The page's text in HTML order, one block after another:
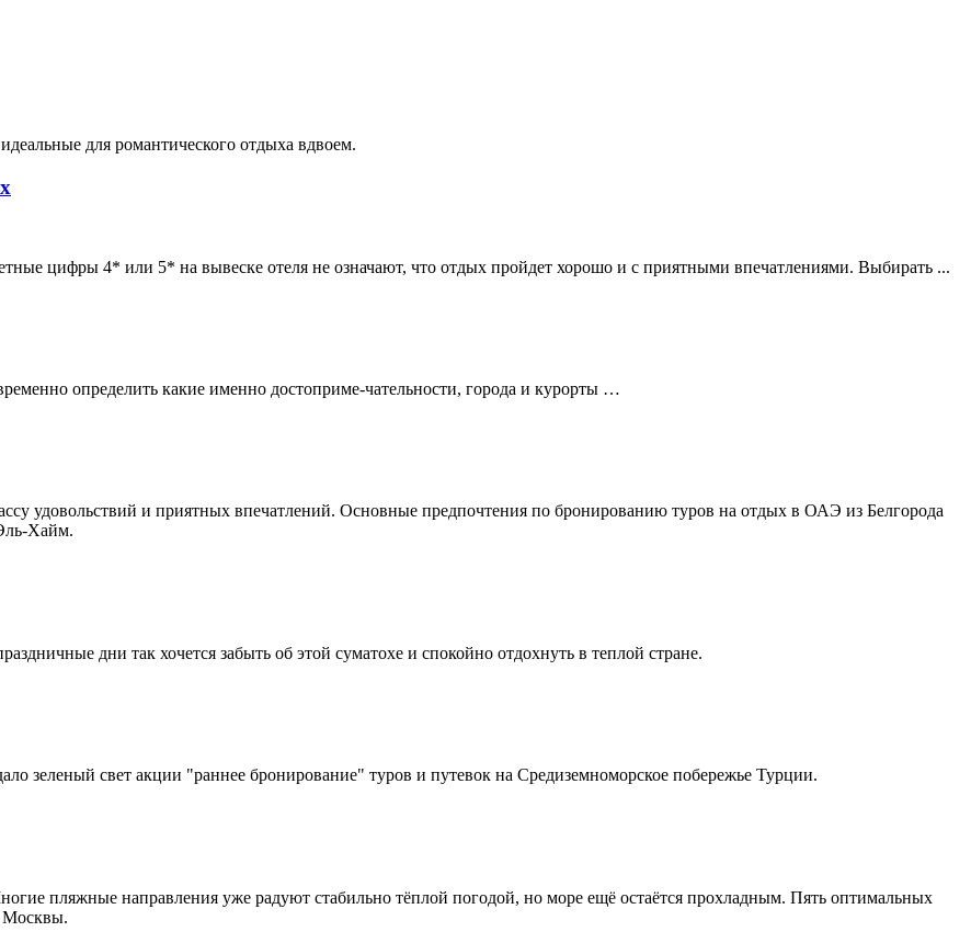
для романтического отдыха вдвоем.
цифры 4* или 5* на вывеске отеля не означают, что отдых пройдет хорошо и с приятными впечатлениями. Выбирать ...
определить какие именно достоприме-чательности, города и курорты …
удовольствий и приятных впечатлений. Основные предпочтения по бронированию туров на отдых в ОАЭ из Белгорода
Хайм.
дни так хочется забыть об этой суматохе и спокойно отдохнуть в теплой стране.
зеленый свет акции "раннее бронирование" туров и путевок на Средиземноморское побережье Турции.
пляжные направления уже радуют стабильно тёплой погодой, но море ещё остаётся прохладным. Пять оптимальных
Москвы.